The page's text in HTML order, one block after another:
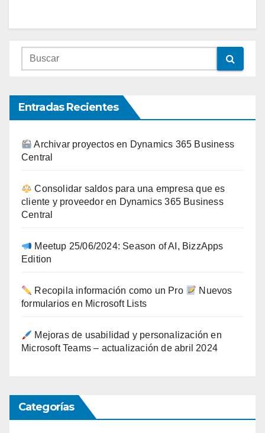
Entradas Recientes
Archivar proyectos en Dynamics 365 Business
Central
Consolidar saldos para una empresa que es
cliente y proveedor en Dynamics 365 Business
Central
Meetup 25/06/2024: Season of AI, BizzApps
Edition
Recopila información como un Pro
Nuevos
formularios en Microsoft Lists
Mejoras de usabilidad y personalización en
Microsoft Teams – actualización de abril 2024
Categorías